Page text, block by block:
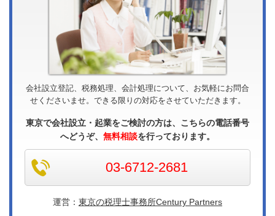
会社設立登記、税務処理、会計処理について、お気軽にお問合
せくださいませ。できる限りの対応をさせていただきます。
東京で会社設立・起業をご検討の方は、こちらの電話番号
へどうぞ、 無料相談を行っております。
03-6712-2681
運営： 東京の税理士事務所Century Partners